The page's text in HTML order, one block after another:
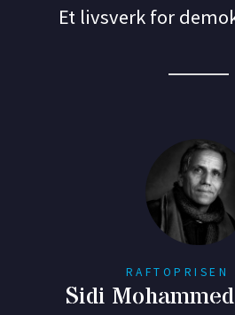
Et livsverk for
RAFTOPRISEN
Sidi